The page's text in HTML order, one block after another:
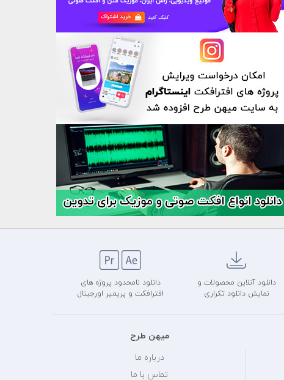
دانلود آنلاین محصولات و
نمایش دانلود تکراری
دانلود نامحدود پروژه های
افترافکت و پریمیر اورجینال
میهن طرح
درباره ما
تماس با ما